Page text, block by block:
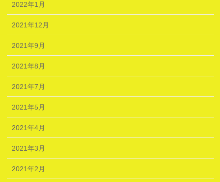
2022年1月
2021年12月
2021年9月
2021年8月
2021年7月
2021年5月
2021年4月
2021年3月
2021年2月